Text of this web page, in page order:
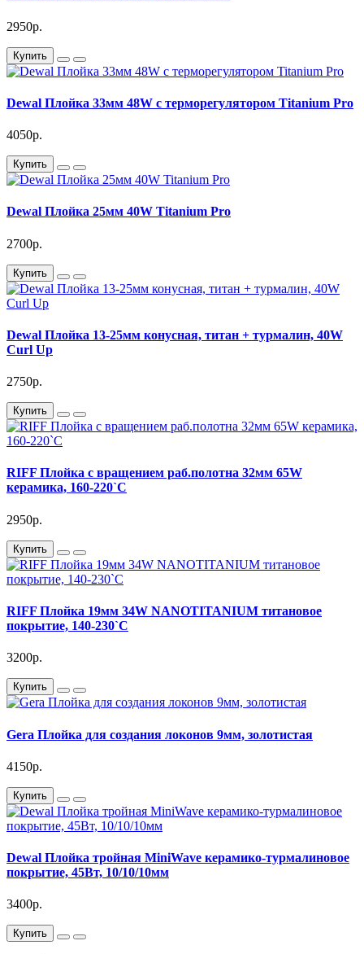
2950р.
Купить
Dewal Плойка 33мм 48W с терморегулятором Titanium Pro
4050р.
Купить
Dewal Плойка 25мм 40W Titanium Pro
2700р.
Купить
Dewal Плойка 13-25мм конусная, титан + турмалин, 40W
Curl Up
2750р.
Купить
RIFF Плойка с вращением раб.полотна 32мм 65W
керамика, 160-220`C
2950р.
Купить
RIFF Плойка 19мм 34W NANOTITANIUM титановое
покрытие, 140-230`C
3200р.
Купить
Gera Плойка для создания локонов 9мм, золотистая
4150р.
Купить
Dewal Плойка тройная MiniWave керамико-турмалиновое
покрытие, 45Вт, 10/10/10мм
3400р.
Купить